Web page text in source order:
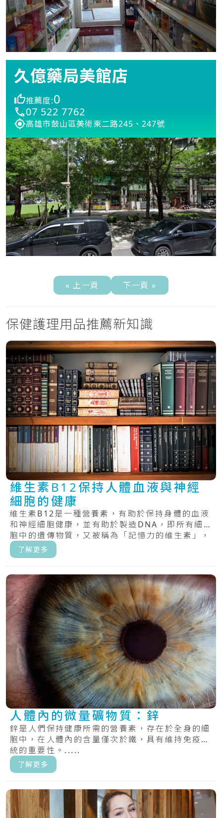
久億藥局美館店
推薦度:0
07 522 7762
高雄市鼓山區美術東二路245、247號
« 上一頁 下一頁 »
保健護理用品推薦新知識
維生素B12保持人體血液與神經
細胞的健康
維生素B12是一種營養素，有助於保持身體的血液
和神經細胞健康，並有助於製造DNA，即所有細
胞中的遺傳物質，又被稱為「記憶力的維生素」，
具.....
了解更多
人體內的微量礦物質：鋅
鋅是人們保持健康所需的營養素，存在於全身的細
胞中，在人體內的含量僅次於鐵，具有維持免疫系
統的重要性。.....
了解更多